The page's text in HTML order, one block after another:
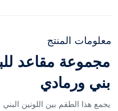
معلومات المنتج
مجموعة مقاعد
بني ورمادي
يجمع هذا الطقم بين اللونين